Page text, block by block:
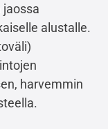
alustalle.
harvemmin